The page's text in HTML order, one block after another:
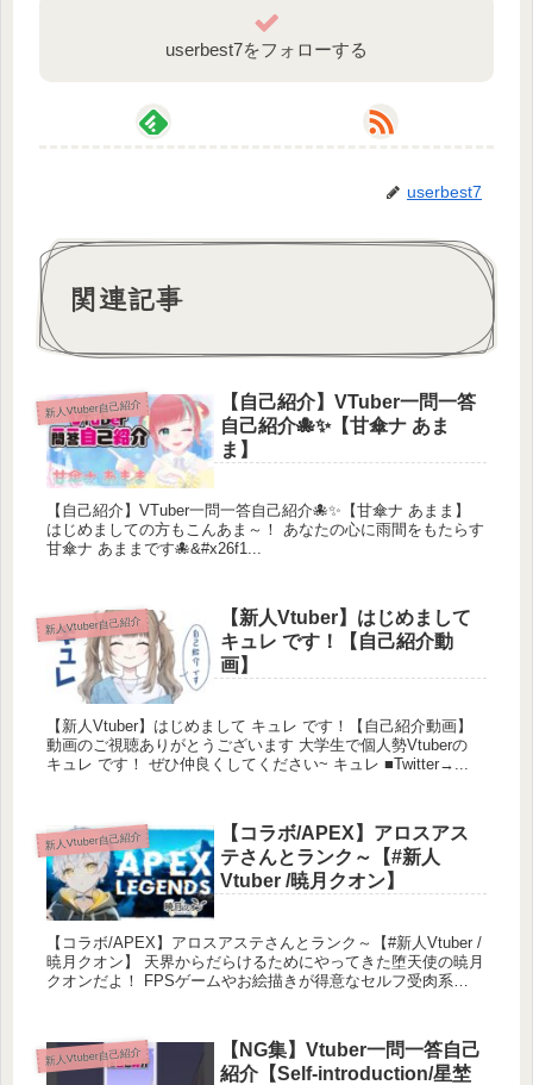
KmLUpWRDcTUVgyrXrXIJg
—————————————————————–
琅々宮ろろこ：https://twitter.com/roromiya_roroko
💙ママ
nansei：https://twitter.com/ns_mnm
💙パパ（モデリング）
—————————————————————–
userbest7をフォローする
userbest7
関連記事
新人Vtuber自己紹介
【自己紹介】VTuber一問一答
自己紹介🐙✨【甘傘ナ あま
ま】
【自己紹介】VTuber一問一答自己紹介🐙✨【甘傘ナ あまま】
はじめましての方もこんあま～！ あなたの心に雨間をもたらす
甘傘ナ あままです🐙&#x26f1...
新人Vtuber自己紹介
【新人Vtuber】はじめまして
キュレ です！【自己紹介動
画】
【新人Vtuber】はじめまして キュレ です！【自己紹介動画】
動画のご視聴ありがとうございます 大学生で個人勢Vtuberの
キュレ です！ ぜひ仲良くしてください~ キュレ ■Twitter→...
新人Vtuber自己紹介
【コラボ/APEX】アロスアス
テさんとランク～【#新人
Vtuber /暁月クオン】
【コラボ/APEX】アロスアステさんとランク～【#新人Vtuber /
暁月クオン】 天界からだらけるためにやってきた堕天使の暁月
クオンだよ！ FPSゲームやお絵描きが得意なセルフ受肉系
新人Vtuber自己紹介
【NG集】Vtuber一問一答自己
紹介【Self-introduction/星埜